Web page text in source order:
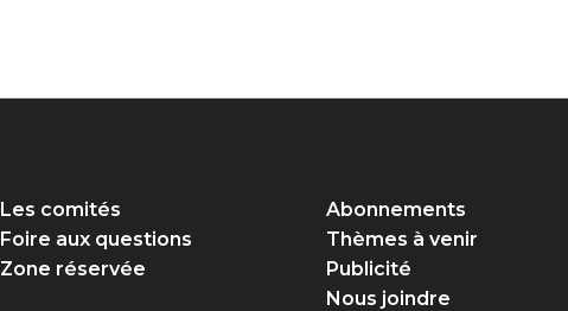
Les comités
Foire aux questions
Zone réservée
Abonnements
Thèmes à venir
Publicité
Nous joindre